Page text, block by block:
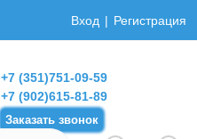
Вход Регистрация
+7 (351)751-09-59
+7 (902)615-81-89
Заказать звонок